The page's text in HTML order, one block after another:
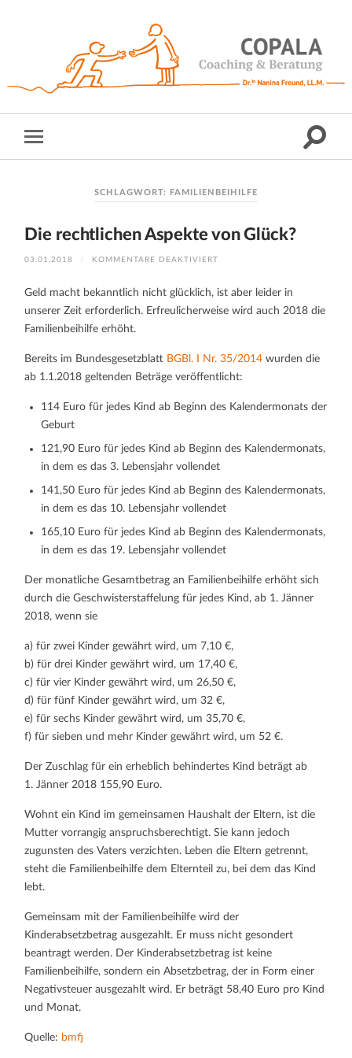
SCHLAGWORT: FAMILIENBEIHILFE
Die rechtlichen Aspekte von Glück?
03.01.2018 / KOMMENTARE DEAKTIVIERT
ASPEKTE
VON
GLÜCK?
Geld macht bekanntlich nicht glücklich, ist aber leider in
unserer Zeit erforderlich. Erfreulicherweise wird auch 2018 die
Familienbeihilfe erhöht.
Bereits im Bundesgesetzblatt BGBl. I Nr. 35/2014wurden die
ab 1.1.2018 geltenden Beträge veröffentlicht:
114 Euro für jedes Kind ab Beginn des Kalendermonats der
Geburt
121,90 Euro für jedes Kind ab Beginn des Kalendermonats,
in dem es das 3. Lebensjahr vollendet
141,50 Euro für jedes Kind ab Beginn des Kalendermonats,
in dem es das 10. Lebensjahr vollendet
165,10 Euro für jedes Kind ab Beginn des Kalendermonats,
in dem es das 19. Lebensjahr vollendet
Der monatliche Gesamtbetrag an Familienbeihilfe erhöht sich
durch die Geschwisterstaffelung für jedes Kind, ab 1. Jänner
2018, wenn sie
a) für zwei Kinder gewährt wird, um 7,10 €,
b) für drei Kinder gewährt wird, um 17,40 €,
c) für vier Kinder gewährt wird, um 26,50 €,
d) für fünf Kinder gewährt wird, um 32 €,
e) für sechs Kinder gewährt wird, um 35,70 €,
f) für sieben und mehr Kinder gewährt wird, um 52 €.
Der Zuschlag für ein erheblich behindertes Kind beträgt ab
1. Jänner 2018 155,90 Euro.
Wohnt ein Kind im gemeinsamen Haushalt der Eltern, ist die
Mutter vorrangig anspruchsberechtigt. Sie kann jedoch
zugunsten des Vaters verzichten. Leben die Eltern getrennt,
steht die Familienbeihilfe dem Elternteil zu, bei dem das Kind
lebt.
Gemeinsam mit der Familienbeihilfe wird der
Kinderabsetzbetrag ausgezahlt. Er muss nicht gesondert
beantragt werden. Der Kinderabsetzbetrag ist keine
Familienbeihilfe, sondern ein Absetzbetrag, der in Form einer
Negativsteuer ausgezahlt wird. Er beträgt 58,40 Euro pro Kind
und Monat.
Quelle: bmfj